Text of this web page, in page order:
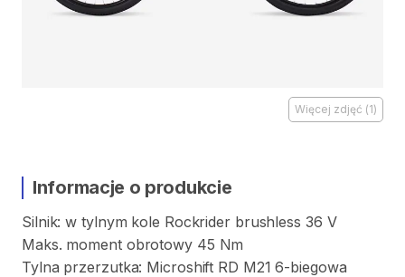
Więcej zdjęć (1)
Informacje o produkcie
Silnik: w tylnym kole Rockrider brushless 36 V
Maks. moment obrotowy 45 Nm
Tylna przerzutka: Microshift RD M21 6-biegowa